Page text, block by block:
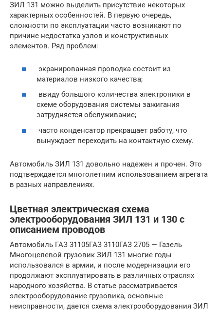
ЗИЛ 131 можно выделить присутствие некоторых
характерных особенностей. В первую очередь,
сложности по эксплуатации часто возникают по
причине недостатка узлов и конструктивных
элементов. Ряд проблем:
экранированная проводка состоит из
материалов низкого качества;
ввиду большого количества электроники в
схеме оборудования системы зажигания
затрудняется обслуживание;
часто конденсатор прекращает работу, что
вынуждает переходить на контактную схему.
Автомобиль ЗИЛ 131 довольно надежен и прочен. Это
подтверждается многолетним использованием агрегата
в разных направлениях.
Цветная электрическая схема
электрооборудования ЗИЛ 131 и 130 с
описанием проводов
Автомобиль ГАЗ 31105ГАЗ 3110ГАЗ 2705 — Газель
Многоцелевой грузовик ЗИЛ 131 многие годы
использовался в армии, и после модернизации его
продолжают эксплуатировать в различных отраслях
народного хозяйства. В статье рассматривается
электрооборудование грузовика, основные
неисправности, дается схема электрооборудования ЗИЛ